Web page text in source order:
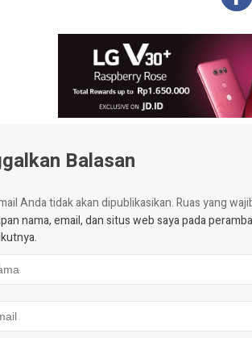
Balasan
Anda tidak akan dipublikasikan.Ruas yang
nama, email, dan situs web saya pada